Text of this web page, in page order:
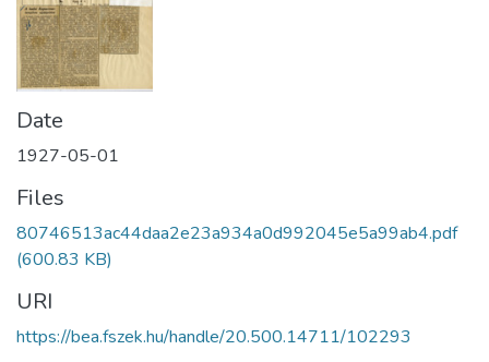
Date
1927-05-01
Files
80746513ac44daa2e23a934a0d992045e5a99ab4.pdf
(600.83 KB)
URI
https://bea.fszek.hu/handle/20.500.14711/102293